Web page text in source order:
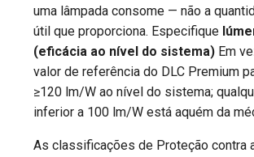
uma lâmpada consome — não a
útil que proporciona. Especifique
(eficácia ao nível do sistema) Em
valor de referência do DLC Premium
≥120 lm/W ao nível do sistema;
inferior a 100 lm/W está aquém da
As classificações de Proteção contra